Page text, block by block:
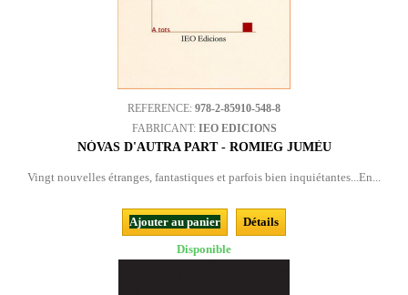
REFERENCE: 978-2-85910-548-8
FABRICANT: IEO EDICIONS
NÒVAS D'AUTRA PART - ROMIEG JUMÈU
Vingt nouvelles étranges, fantastiques et parfois bien inquiétantes...En...
Ajouter au panier
Détails
Disponible